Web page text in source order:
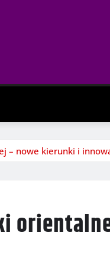
– nowe kierunki i